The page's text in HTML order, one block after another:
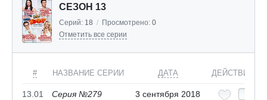
СЕЗОН 13
Серий: 18 / Просмотрено: 0
Отметить все серии
# НАЗВАНИЕ СЕРИИ ДАТА ДЕЙСТВИЯ
13.01 Серия №279 3 сентября 2018